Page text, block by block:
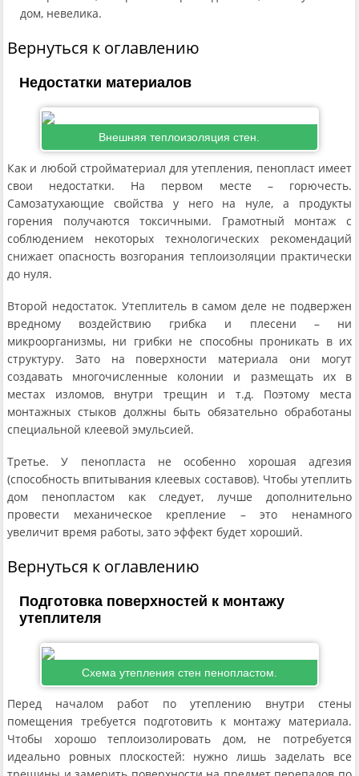
дом, невелика.
Вернуться к оглавлению
Недостатки материалов
Внешняя теплоизоляция стен.
Как и любой стройматериал для утепления, пенопласт имеет
свои недостатки. На первом месте – горючесть.
Самозатухающие свойства у него на нуле, а продукты
горения получаются токсичными. Грамотный монтаж с
соблюдением некоторых технологических рекомендаций
снижает опасность возгорания теплоизоляции практически
до нуля.
Второй недостаток. Утеплитель в самом деле не подвержен
вредному воздействию грибка и плесени – ни
микроорганизмы, ни грибки не способны проникать в их
структуру. Зато на поверхности материала они могут
создавать многочисленные колонии и размещать их в
местах изломов, внутри трещин и т.д. Поэтому места
монтажных стыков должны быть обязательно обработаны
специальной клеевой эмульсией.
Третье. У пенопласта не особенно хорошая адгезия
(способность впитывания клеевых составов). Чтобы утеплить
дом пенопластом как следует, лучше дополнительно
провести механическое крепление – это ненамного
увеличит время работы, зато эффект будет хороший.
Вернуться к оглавлению
Подготовка поверхностей к монтажу
утеплителя
Схема утепления стен пенопластом.
Перед началом работ по утеплению внутри стены
помещения требуется подготовить к монтажу материала.
Чтобы хорошо теплоизолировать дом, не потребуется
идеально ровных плоскостей: нужно лишь заделать все